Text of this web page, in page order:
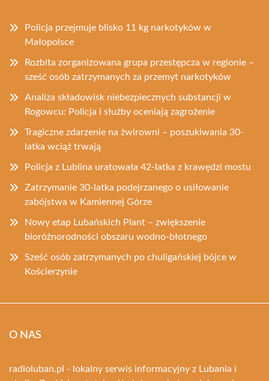
Policja przejmuje blisko 11 kg narkotyków w
Małopolsce
Rozbita zorganizowana grupa przestępcza w regionie –
sześć osób zatrzymanych za przemyt narkotyków
Analiza składowisk niebezpiecznych substancji w
Rogowcu: Policja i służby oceniają zagrożenie
Tragiczne zdarzenie na żwirowni – poszukiwania 30-
latka wciąż trwają
Policja z Lublina uratowała 42-latka z krawędzi mostu
Zatrzymanie 30-latka podejrzanego o usiłowanie
zabójstwa w Kamiennej Górze
Nowy etap Lubańskich Plant – zwiększenie
bioróżnorodności obszaru wodno-błotnego
Sześć osób zatrzymanych po chuligańskiej bójce w
Kościerzynie
O NAS
radioluban.pl - lokalny serwis informacyjny z Lubania i